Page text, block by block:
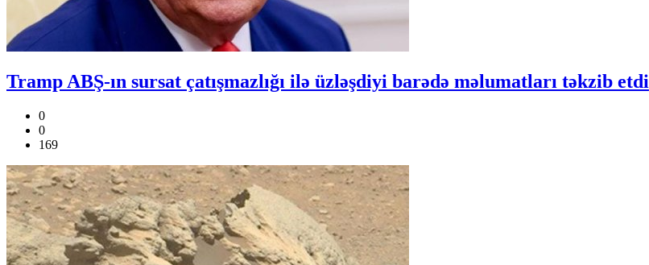
Tramp ABŞ-ın sursat çatışmazlığı ilə üzləşdiyi barədə məlumatları təkzib etdi
0
0
169